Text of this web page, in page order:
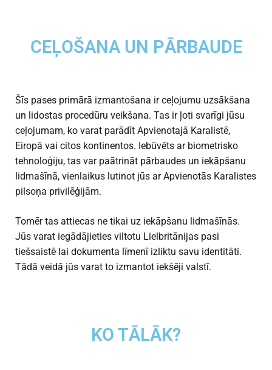
CEĻOŠANA UN PĀRBAUDE
Šīs pases primārā izmantošana ir ceļojumu uzsākšana
un lidostas procedūru veikšana. Tas ir ļoti svarīgi jūsu
ceļojumam, ko varat parādīt Apvienotajā Karalistē,
Eiropā vai citos kontinentos. Iebūvēts ar biometrisko
tehnoloģiju, tas var paātrināt pārbaudes un iekāpšanu
lidmašīnā, vienlaikus lutinot jūs ar Apvienotās Karalistes
pilsoņa privilēģijām.
Tomēr tas attiecas ne tikai uz iekāpšanu lidmašīnās.
Jūs varat iegādājieties viltotu Lielbritānijas pasi
tiešsaistē lai dokumenta līmenī izliktu savu identitāti.
Tādā veidā jūs varat to izmantot iekšēji valstī.
KO TĀLĀK?